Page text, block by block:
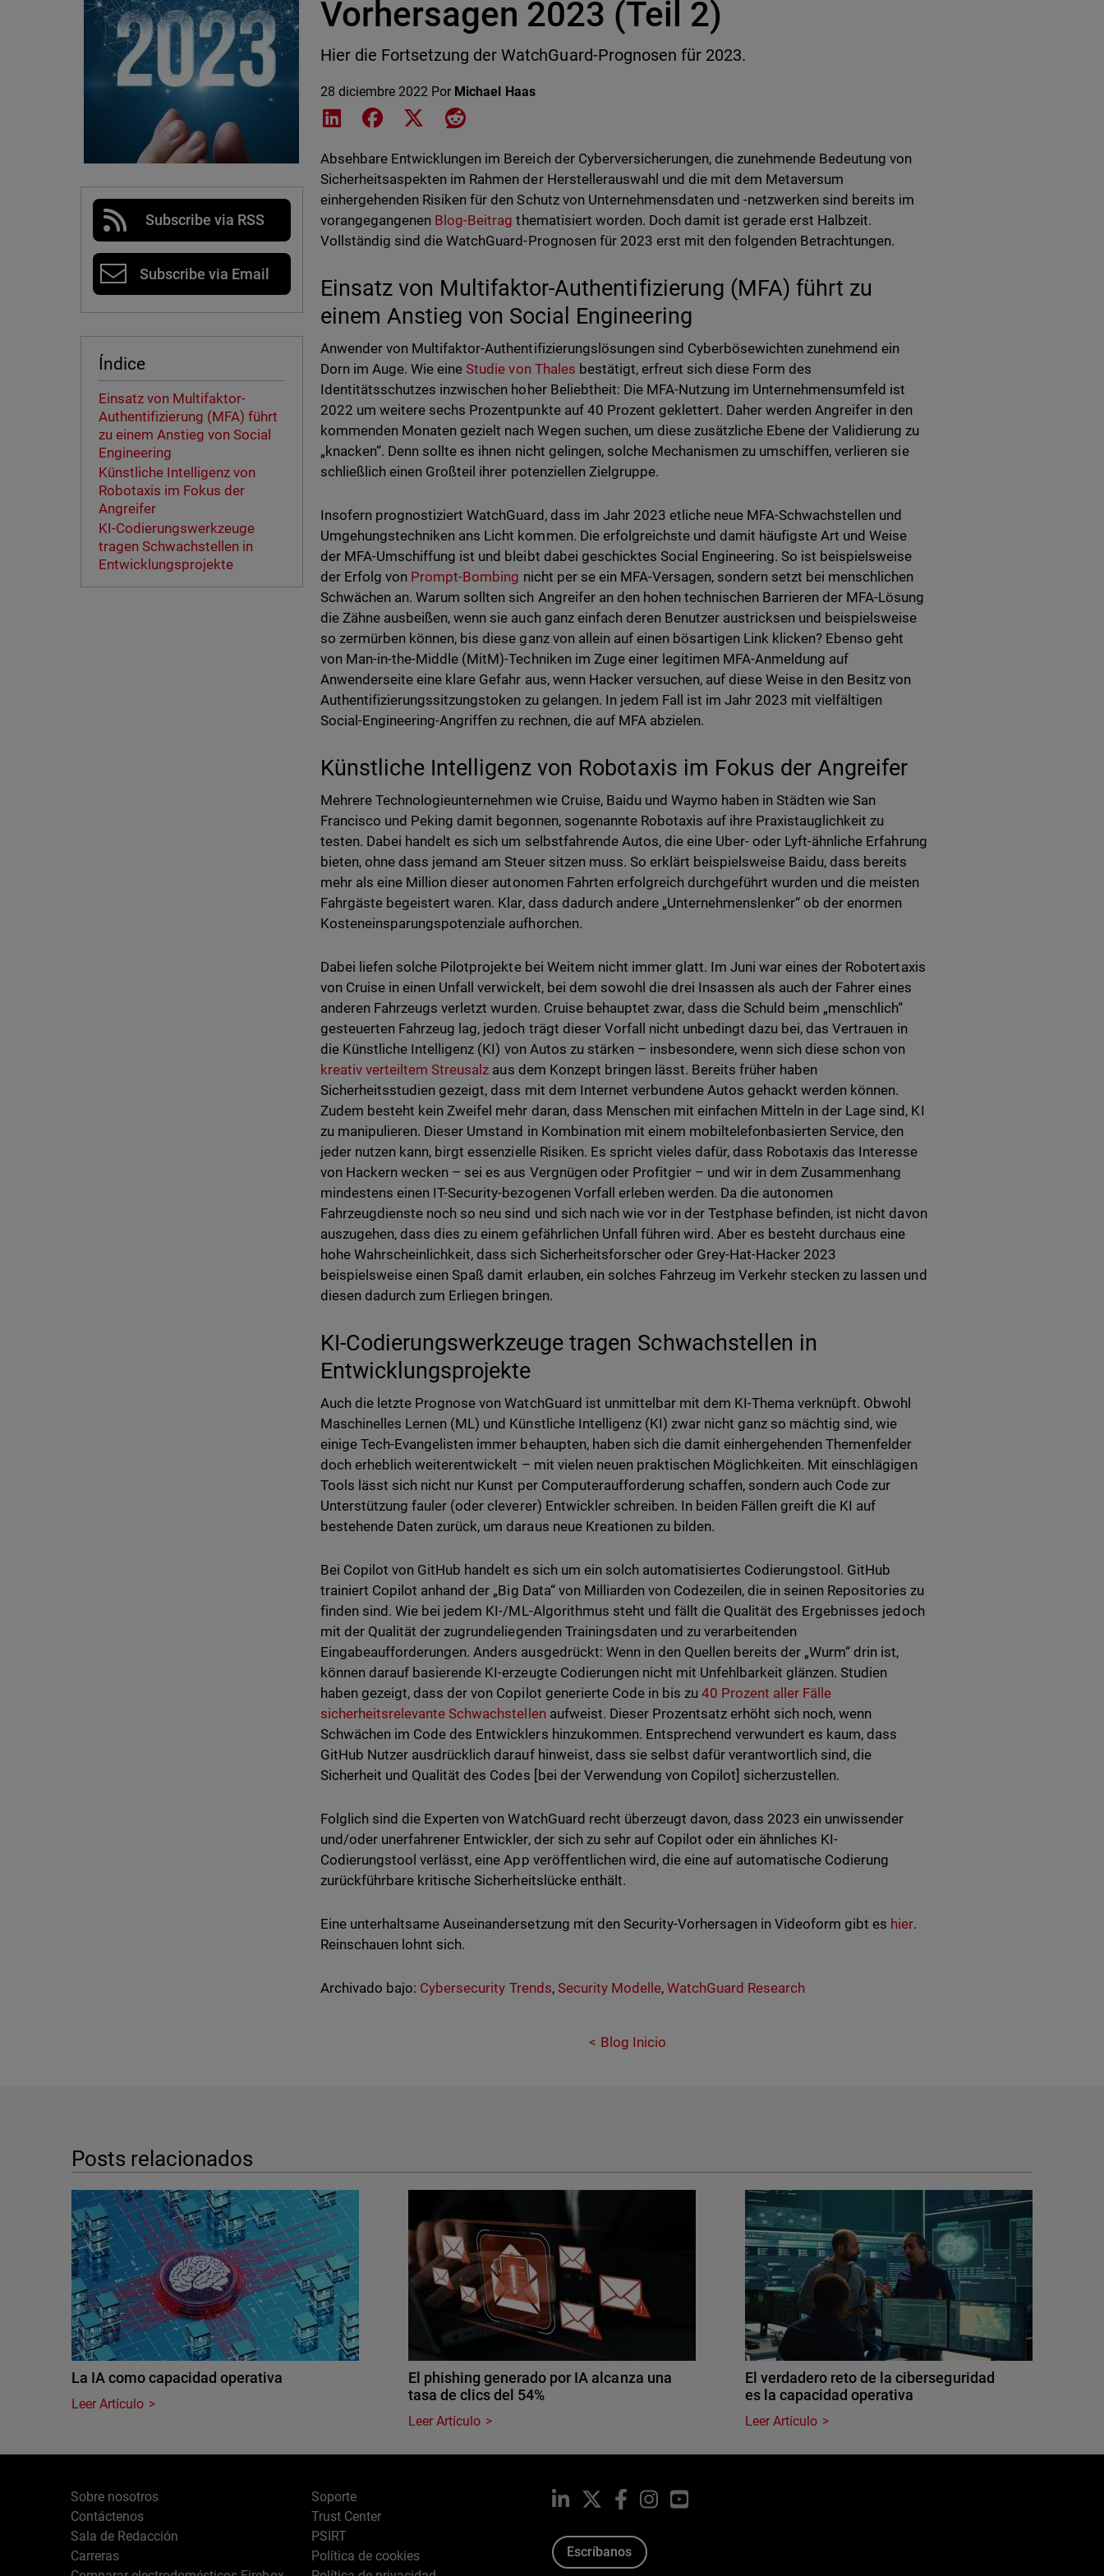
Subscribe via RSS
Subscribe via Email
Índice
Einsatz von Multifaktor-
Authentifizierung (MFA) führt
zu einem Anstieg von Social
Engineering
Künstliche Intelligenz von
Robotaxis im Fokus der
Angreifer
KI-Codierungswerkzeuge
tragen Schwachstellen in
Entwicklungsprojekte
Vorhersagen 2023 (Teil 2)
Hier die Fortsetzung der WatchGuard-Prognosen für 2023.
28 diciembre 2022 Por Michael Haas
Share on LinkedIn
Share on Facebook
Share on XShare on Reddit
Absehbare Entwicklungen im Bereich der Cyberversicherungen, die zunehmende Bedeutung von
Sicherheitsaspekten im Rahmen der Herstellerauswahl und die mit dem Metaversum
einhergehenden Risiken für den Schutz von Unternehmensdaten und -netzwerken sind bereits im
vorangegangenen Blog-Beitrag thematisiert worden. Doch damit ist gerade erst Halbzeit.
Vollständig sind die WatchGuard-Prognosen für 2023 erst mit den folgenden Betrachtungen.
Einsatz von Multifaktor-Authentifizierung (MFA) führt zu
einem Anstieg von Social Engineering
Anwender von Multifaktor-Authentifizierungslösungen sind Cyberbösewichten zunehmend ein
Dorn im Auge. Wie eineStudie von Thales bestätigt, erfreut sich diese Form des
Identitätsschutzes inzwischen hoher Beliebtheit: Die MFA-Nutzung im Unternehmensumfeld ist
2022 um weitere sechs Prozentpunkte auf 40 Prozent geklettert. Daher werden Angreifer in den
kommenden Monaten gezielt nach Wegen suchen, um diese zusätzliche Ebene der Validierung zu
„knacken“. Denn sollte es ihnen nicht gelingen, solche Mechanismen zu umschiffen, verlieren sie
schließlich einen Großteil ihrer potenziellen Zielgruppe.
Insofern prognostiziert WatchGuard, dass im Jahr 2023 etliche neue MFA-Schwachstellen und
Umgehungstechniken ans Licht kommen. Die erfolgreichste und damit häufigste Art und Weise
der MFA-Umschiffung ist und bleibt dabei geschicktes Social Engineering. So ist beispielsweise
der Erfolg von Prompt-Bombing nicht per se ein MFA-Versagen, sondern setzt bei menschlichen
Schwächen an. Warum sollten sich Angreifer an den hohen technischen Barrieren der MFA-Lösung
die Zähne ausbeißen, wenn sie auch ganz einfach deren Benutzer austricksen und beispielsweise
so zermürben können, bis diese ganz von allein auf einen bösartigen Link klicken? Ebenso geht
von Man-in-the-Middle (MitM)-Techniken im Zuge einer legitimen MFA-Anmeldung auf
Anwenderseite eine klare Gefahr aus, wenn Hacker versuchen, auf diese Weise in den Besitz von
Authentifizierungssitzungstoken zu gelangen. In jedem Fall ist im Jahr 2023 mit vielfältigen
Social-Engineering-Angriffen zu rechnen, die auf MFA abzielen.
Künstliche Intelligenz von Robotaxis im Fokus der Angreifer
Mehrere Technologieunternehmen wie Cruise, Baidu und Waymo haben in Städten wie San
Francisco und Peking damit begonnen, sogenannte Robotaxis auf ihre Praxistauglichkeit zu
testen. Dabei handelt es sich um selbstfahrende Autos, die eine Uber- oder Lyft-ähnliche Erfahrung
bieten, ohne dass jemand am Steuer sitzen muss. So erklärt beispielsweise Baidu, dass bereits
mehr als eine Million dieser autonomen Fahrten erfolgreich durchgeführt wurden und die meisten
Fahrgäste begeistert waren. Klar, dass dadurch andere „Unternehmenslenker“ ob der enormen
Kosteneinsparungspotenziale aufhorchen.
Dabei liefen solche Pilotprojekte bei Weitem nicht immer glatt. Im Juni war eines der Robotertaxis
von Cruise in einen Unfall verwickelt, bei dem sowohl die drei Insassen als auch der Fahrer eines
anderen Fahrzeugs verletzt wurden. Cruise behauptet zwar, dass die Schuld beim „menschlich“
gesteuerten Fahrzeug lag, jedoch trägt dieser Vorfall nicht unbedingt dazu bei, das Vertrauen in
die Künstliche Intelligenz (KI) von Autos zu stärken – insbesondere, wenn sich diese schon von
kreativ verteiltem Streusalz aus dem Konzept bringen lässt. Bereits früher haben
Sicherheitsstudien gezeigt, dass mit dem Internet verbundene Autos gehackt werden können.
Zudem besteht kein Zweifel mehr daran, dass Menschen mit einfachen Mitteln in der Lage sind, KI
zu manipulieren. Dieser Umstand in Kombination mit einem mobiltelefonbasierten Service, den
jeder nutzen kann, birgt essenzielle Risiken. Es spricht vieles dafür, dass Robotaxis das Interesse
von Hackern wecken – sei es aus Vergnügen oder Profitgier – und wir in dem Zusammenhang
mindestens einen IT-Security-bezogenen Vorfall erleben werden. Da die autonomen
Fahrzeugdienste noch so neu sind und sich nach wie vor in der Testphase befinden, ist nicht davon
auszugehen, dass dies zu einem gefährlichen Unfall führen wird. Aber es besteht durchaus eine
hohe Wahrscheinlichkeit, dass sich Sicherheitsforscher oder Grey-Hat-Hacker 2023
beispielsweise einen Spaß damit erlauben, ein solches Fahrzeug im Verkehr stecken zu lassen und
diesen dadurch zum Erliegen bringen.
KI-Codierungswerkzeuge tragen Schwachstellen in
Entwicklungsprojekte
Auch die letzte Prognose von WatchGuard ist unmittelbar mit dem KI-Thema verknüpft. Obwohl
Maschinelles Lernen (ML) und Künstliche Intelligenz (KI) zwar nicht ganz so mächtig sind, wie
einige Tech-Evangelisten immer behaupten, haben sich die damit einhergehenden Themenfelder
doch erheblich weiterentwickelt – mit vielen neuen praktischen Möglichkeiten. Mit einschlägigen
Tools lässt sich nicht nur Kunst per Computeraufforderung schaffen, sondern auch Code zur
Unterstützung fauler (oder cleverer) Entwickler schreiben. In beiden Fällen greift die KI auf
bestehende Daten zurück, um daraus neue Kreationen zu bilden.
Bei Copilot von GitHub handelt es sich um ein solch automatisiertes Codierungstool. GitHub
trainiert Copilot anhand der „Big Data“ von Milliarden von Codezeilen, die in seinen Repositories zu
finden sind. Wie bei jedem KI-/ML-Algorithmus steht und fällt die Qualität des Ergebnisses jedoch
mit der Qualität der zugrundeliegenden Trainingsdaten und zu verarbeitenden
Eingabeaufforderungen. Anders ausgedrückt: Wenn in den Quellen bereits der „Wurm“ drin ist,
können darauf basierende KI-erzeugte Codierungen nicht mit Unfehlbarkeit glänzen. Studien
haben gezeigt, dass der von Copilot generierte Code in bis zu 40 Prozent aller Fälle
sicherheitsrelevante Schwachstellenaufweist. Dieser Prozentsatz erhöht sich noch, wenn
Schwächen im Code des Entwicklers hinzukommen. Entsprechend verwundert es kaum, dass
GitHub Nutzer ausdrücklich darauf hinweist, dass sie selbst dafür verantwortlich sind, die
Sicherheit und Qualität des Codes [bei der Verwendung von Copilot] sicherzustellen.
Folglich sind die Experten von WatchGuard recht überzeugt davon, dass 2023 ein unwissender
und/oder unerfahrener Entwickler, der sich zu sehr auf Copilot oder ein ähnliches KI-
Codierungstool verlässt, eine App veröffentlichen wird, die eine auf automatische Codierung
zurückführbare kritische Sicherheitslücke enthält.
Eine unterhaltsame Auseinandersetzung mit den Security-Vorhersagen in Videoform gibt es hier.
Reinschauen lohnt sich.
Archivado bajo: Cybersecurity Trends, Security Modelle, WatchGuard Research
Blog Inicio
Posts relacionados
La IA como capacidad operativa
Leer Artículo
El phishing generado por IA alcanza una
tasa de clics del 54%
Leer Artículo
El verdadero reto de la ciberseguridad
es la capacidad operativa
Leer Artículo
Sobre nosotros
Contáctenos
Sala de Redacción
Carreras
Soporte
Trust Center
PSIRT
Política de cookies
LinkedIn Facebook
InstagramYouTube
Escríbanos